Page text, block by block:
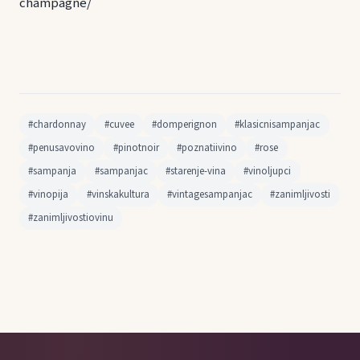
#chardonnay #cuvee #domperignon
#klasicnisampanjac
#penusavovino
#pinotnoir #poznatiivino
#rose
#sampanja
#sampanjac #starenje-vina
#vinoljupci
#vinopija
#vinskakultura #vintagesampanjac
#zanimljivosti
#zanimljivostiovinu